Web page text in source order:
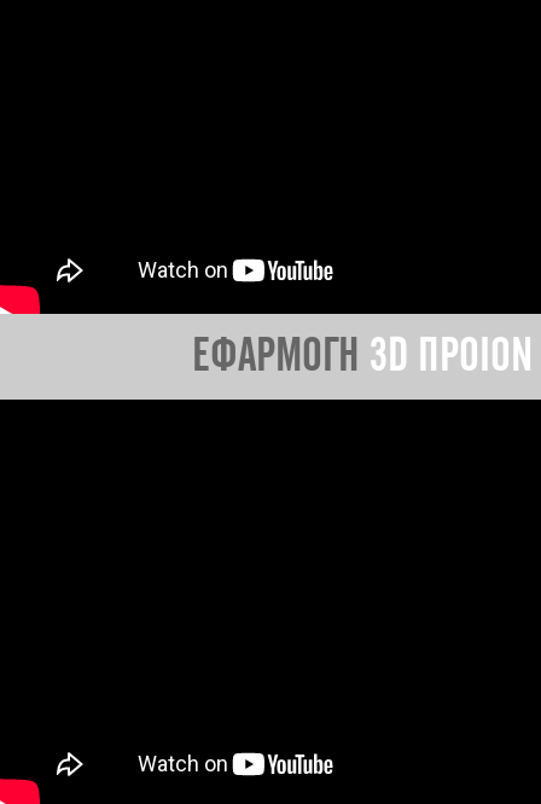
ΕΦΑΡΜΟΓΗ 3D ΠΡΟΙΟΝ